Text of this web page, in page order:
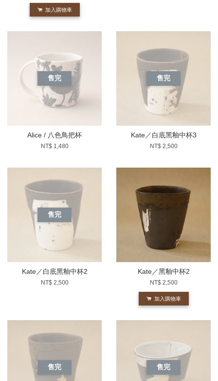
加入購物車
售完
Alice / 八色鳥把杯
NT$ 1,480
售完
Kate／白底黑釉中杯3
NT$ 2,500
售完
Kate／白底黑釉中杯2
NT$ 2,500
Kate／黑釉中杯2
NT$ 2,500
加入購物車
售完 售完